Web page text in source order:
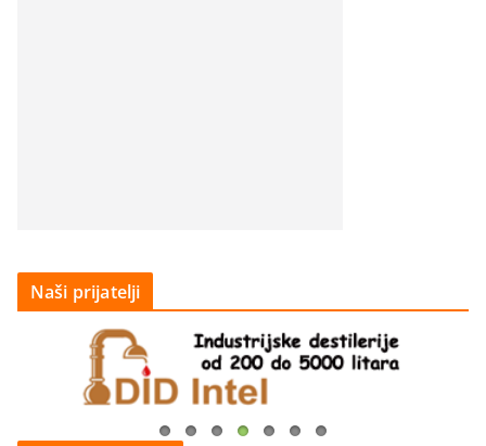
Naši prijatelji